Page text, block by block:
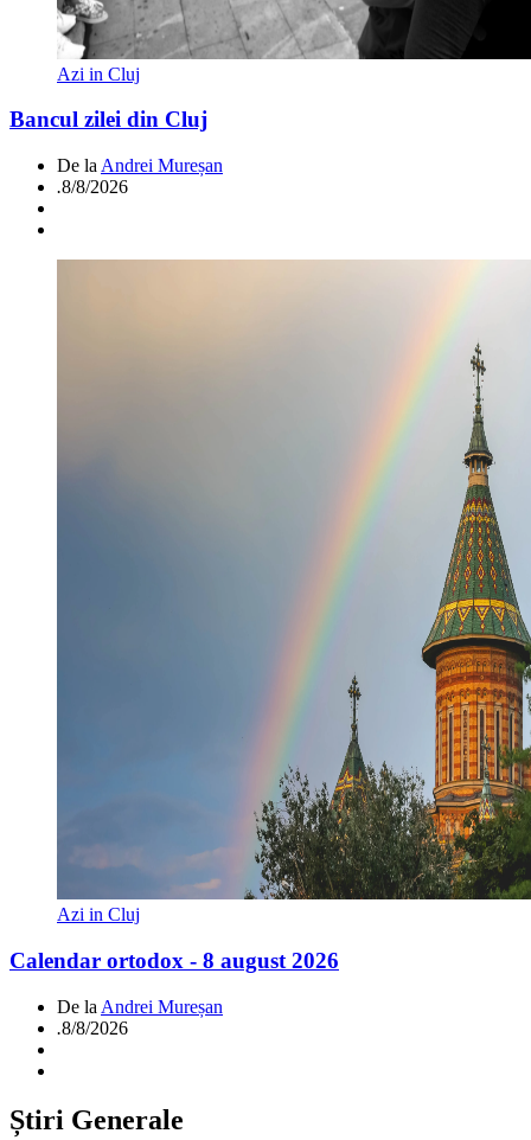
Azi in Cluj
Bancul zilei din Cluj
De la Andrei Mureșan
.8/8/2026
Azi in Cluj
Calendar ortodox - 8 august 2026
De la Andrei Mureșan
.8/8/2026
Știri Generale